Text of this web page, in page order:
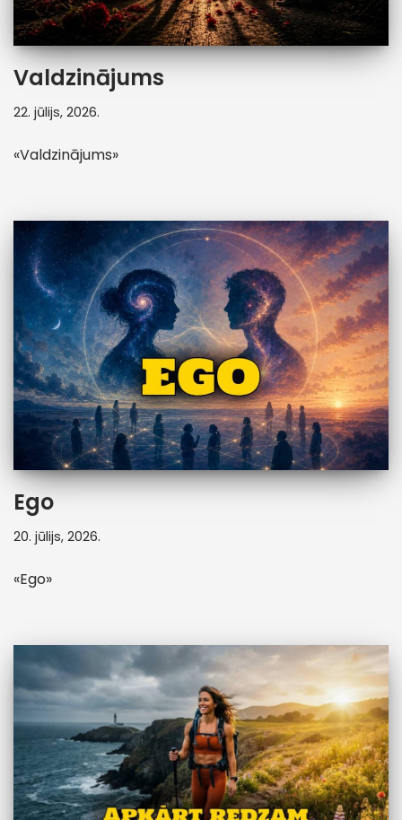
Valdzinājums
22. jūlijs, 2026.
«Valdzinājums»
Ego
20. jūlijs, 2026.
«Ego»